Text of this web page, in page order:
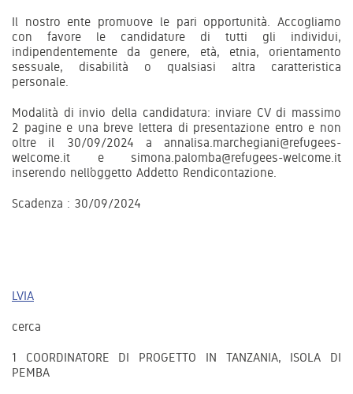
Il nostro ente promuove le pari opportunità. Accogliamo
con favore le candidature di tutti gli individui,
indipendentemente da genere, età, etnia, orientamento
sessuale, disabilità o qualsiasi altra caratteristica
personale.
Modalità di invio della candidatura: inviare CV di massimo
2 pagine e una breve lettera di presentazione entro e non
oltre il 30/09/2024 a annalisa.marchegiani@refugees-
welcome.it e simona.palomba@refugees-welcome.it
inserendo nell’oggetto Addetto Rendicontazione.
Scadenza : 30/09/2024
LVIA
cerca
1 COORDINATORE DI PROGETTO IN TANZANIA, ISOLA DI
PEMBA